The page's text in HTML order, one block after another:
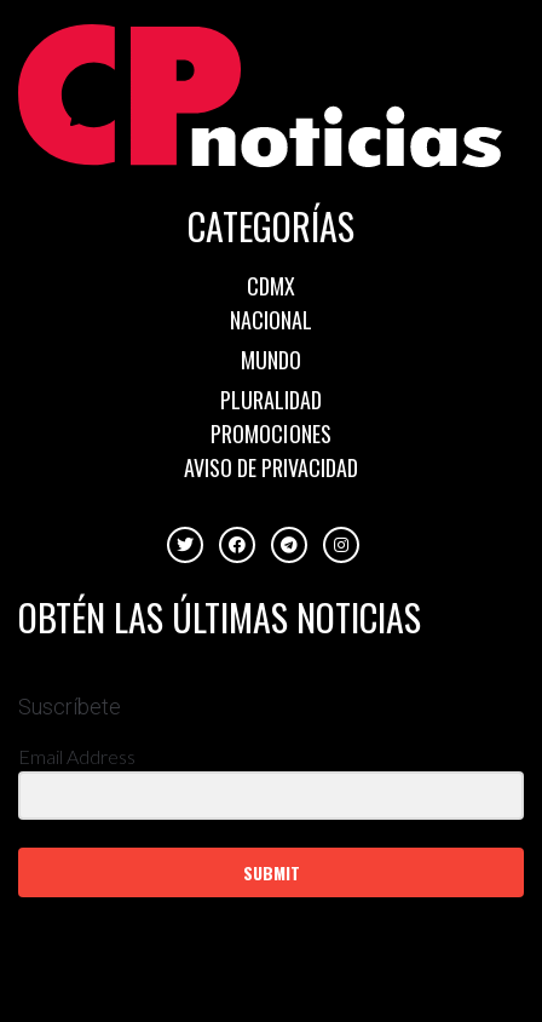
CATEGORÍAS
CDMX
NACIONAL
MUNDO
PLURALIDAD
PROMOCIONES
AVISO DE PRIVACIDAD
OBTÉN LAS ÚLTIMAS NOTICIAS
Suscríbete
Email Address
SUBMIT